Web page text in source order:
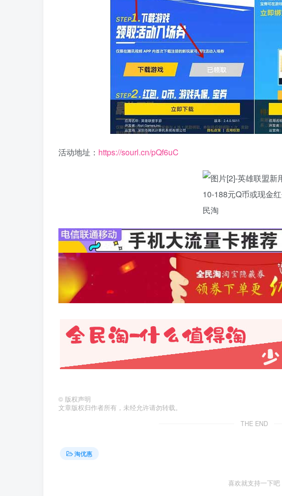
活动地址： https://sourl.cn/pQf6uC
© 版权声明
文章版权归作者所有，未经允许请勿转载。
THE END
淘优惠
喜欢就支持一下吧